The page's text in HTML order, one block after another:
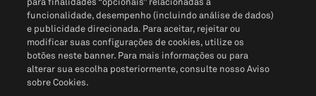
funcionalidade, desempenho (incluindo análise de dados)
e publicidade direcionada. Para aceitar, rejeitar ou
modificar suas configurações de cookies, utilize os
botões neste banner. Para mais informações ou para
alterar sua escolha posteriormente, consulte nosso Aviso
sobre Cookies.